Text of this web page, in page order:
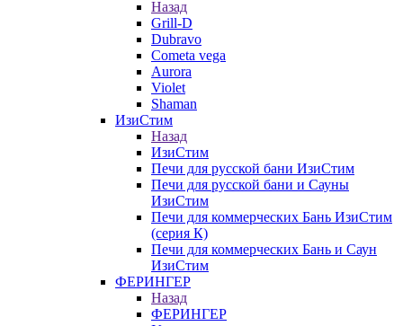
Назад
Grill-D
Dubravo
Cometa vega
Aurora
Violet
Shaman
ИзиСтим
Назад
ИзиСтим
Печи для русской бани ИзиСтим
Печи для русской бани и Сауны
ИзиСтим
Печи для коммерческих Бань ИзиСтим
(серия К)
Печи для коммерческих Бань и Саун
ИзиСтим
ФЕРИНГЕР
Назад
ФЕРИНГЕР